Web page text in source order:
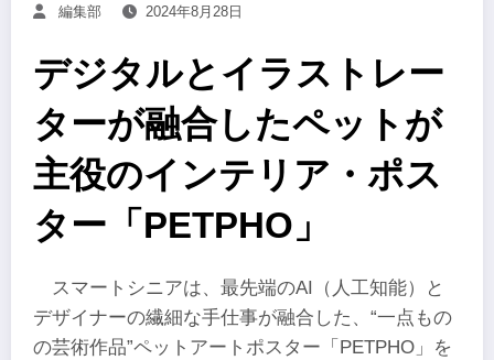
編集部 2024年8月28日
デジタルとイラストレー
ターが融合したペットが
主役のインテリア・ポス
ター「PETPHO」
スマートシニアは、最先端のAI（人工知能）と
デザイナーの繊細な手仕事が融合した、“一点もの
の芸術作品”ペットアートポスター「PETPHO」を